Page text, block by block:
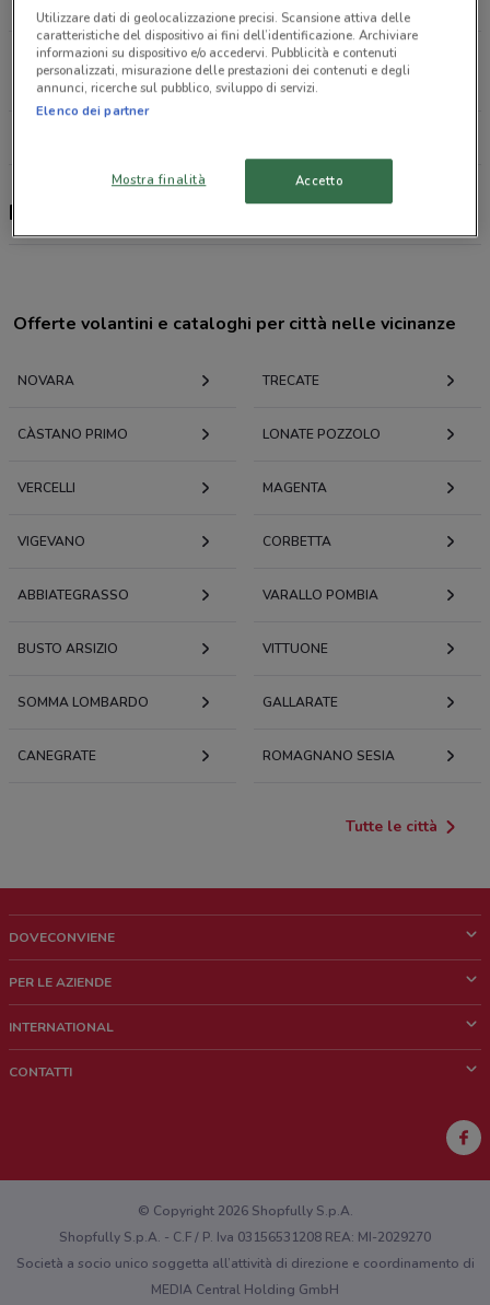
Via Ercole Ferrario, 27 Gallarate
26.6 km
APERTO
Findomestic, offerte e negozi
Offerte volantini e cataloghi per città nelle vicinanze
NOVARA TRECATE
CÀSTANO PRIMO LONATE POZZOLO
VERCELLI MAGENTA
VIGEVANO CORBETTA
ABBIATEGRASSO VARALLO POMBIA
BUSTO ARSIZIO VITTUONE
SOMMA LOMBARDO GALLARATE
CANEGRATE ROMAGNANO SESIA
Tutte le città
DOVECONVIENE
Chi siamo
Lavora con noi
PER LE AZIENDE
Richieste commerciali e marketing
INTERNATIONAL
CONTATTI
Hai un malfunzionamento sul web o sull'app?
© Copyright 2026 Shopfully S.p.A.
Shopfully S.p.A. - C.F / P. Iva 03156531208 REA: MI-2029270
Società a socio unico soggetta all’attività di direzione e coordinamento di
MEDIA Central Holding GmbH
Utilizzare dati di geolocalizzazione precisi. Scansione attiva delle
caratteristiche del dispositivo ai fini dell’identificazione. Archiviare
informazioni su dispositivo e/o accedervi. Pubblicità e contenuti
personalizzati, misurazione delle prestazioni dei contenuti e degli
annunci, ricerche sul pubblico, sviluppo di servizi.
Elenco dei partner
Mostra finalità Accetto